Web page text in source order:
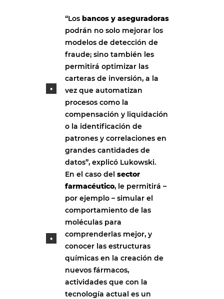
“Los bancos y aseguradoras
podrán no solo mejorar los
modelos de detección de
fraude; sino también les
permitirá optimizar las
carteras de inversión, a la
vez que automatizan
procesos como la
compensación y liquidación
o la identificación de
patrones y correlaciones en
grandes cantidades de
datos”, explicó Lukowski.
En el caso del sector
farmacéutico, le permitirá –
por ejemplo – simular el
comportamiento de las
moléculas para
comprenderlas mejor, y
conocer las estructuras
químicas en la creación de
nuevos fármacos,
actividades que con la
tecnología actual es un